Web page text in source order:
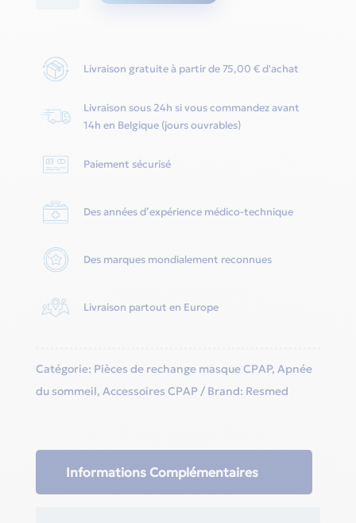
P10
Resmed
Livraison gratuite à partir de 75,00 € d'achat
Livraison sous 24h si vous commandez avant
14h en Belgique (jours ouvrables)
Paiement sécurisé
Des années d’expérience médico-technique
Des marques mondialement reconnues
Livraison partout en Europe
Catégorie: Pièces de rechange masque CPAP, Apnée
du sommeil, Accessoires CPAP Brand: Resmed
Informations Complémentaires